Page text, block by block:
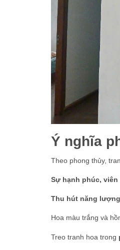
Ý nghĩa
Theo phong thủy,
Sự hạnh phúc,
Thu hút năng
Hoa màu trắng và
Treo tranh hoa trong